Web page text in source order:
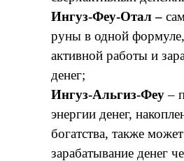
Ингуз-Феу-Отал –
руны в одной
активной работы и
денег;
Ингуз-Альгиз-Феу–
энергии денег,
богатства, также
зарабатывание денег